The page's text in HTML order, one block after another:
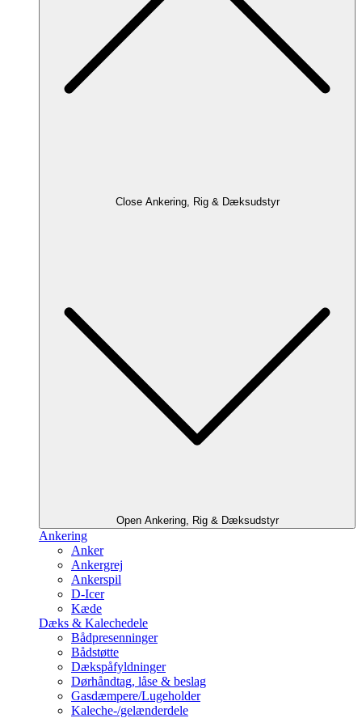
Close Ankering, Rig & Dæksudstyr
Open Ankering, Rig & Dæksudstyr
Ankering
Anker
Ankergrej
Ankerspil
D-Icer
Kæde
Dæks & Kalechedele
Bådpresenninger
Bådstøtte
Dækspåfyldninger
Dørhåndtag, låse & beslag
Gasdæmpere/Lugeholder
Kaleche-/gelænderdele